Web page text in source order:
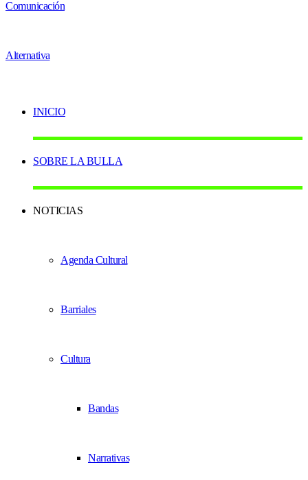
INICIO
SOBRE LA BULLA
NOTICIAS
Agenda Cultural
Barriales
Cultura
Bandas
Narrativas